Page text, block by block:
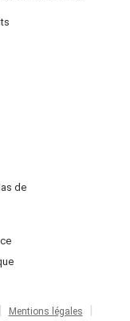
de
Mentions légales